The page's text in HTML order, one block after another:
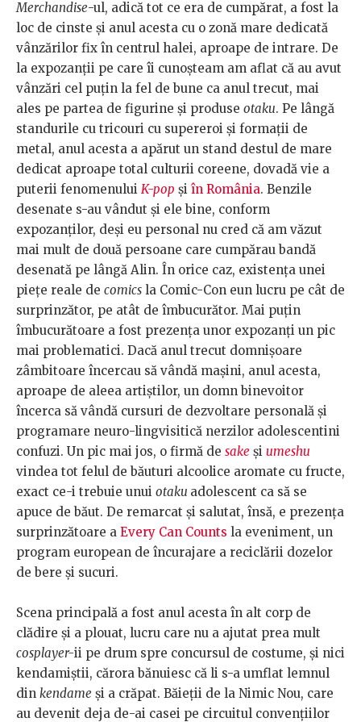
Merchandise-ul, adică tot ce era de cumpărat, a fost la
loc de cinste și anul acesta cu o zonă mare dedicată
vânzărilor fix în centrul halei, aproape de intrare. De
la expozanții pe care îi cunoșteam am aflat că au avut
vânzări cel puțin la fel de bune ca anul trecut, mai
ales pe partea de figurine și produse otaku. Pe lângă
standurile cu tricouri cu supereroi și formații de
metal, anul acesta a apărut un stand destul de mare
dedicat aproape total culturii coreene, dovadă vie a
puterii fenomenului K-pop și în România. Benzile
desenate s-au vândut și ele bine, conform
expozanților, deși eu personal nu cred că am văzut
mai mult de două persoane care cumpărau bandă
desenată pe lângă Alin. În orice caz, existența unei
piețe reale de comics la Comic-Con eun lucru pe cât de
surprinzător, pe atât de îmbucurător. Mai puțin
îmbucurătoare a fost prezența unor expozanți un pic
mai problematici. Dacă anul trecut domnișoare
zâmbitoare încercau să vândă mașini, anul acesta,
aproape de aleea artiștilor, un domn binevoitor
încerca să vândă cursuri de dezvoltare personală și
programare neuro-lingvisitică nerzilor adolescentini
confuzi. Un pic mai jos, o firmă de sake și umeshu
vindea tot felul de băuturi alcoolice aromate cu fructe,
exact ce-i trebuie unui otaku adolescent ca să se
apuce de băut. De remarcat și salutat, însă, e prezența
surprinzătoare a Every Can Counts la eveniment, un
program european de încurajare a reciclării dozelor
de bere și sucuri.
Scena principală a fost anul acesta în alt corp de
clădire și a plouat, lucru care nu a ajutat prea mult
cosplayer-ii pe drum spre concursul de costume, și nici
kendamiștii, cărora bănuiesc că li s-a umflat lemnul
din kendame și a crăpat. Băieții de la Nimic Nou, care
au devenit deja de-ai casei pe circuitul convențiilor